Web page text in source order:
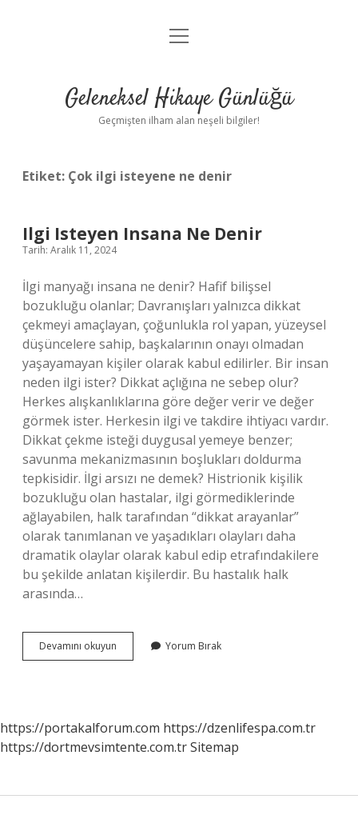
Anasayfa
Yasal Uyarı
menüyü
Geleneksel Hikaye Günlüğü
Geçmişten ilham alan neşeli bilgiler!
Etiket: Çok ilgi isteyene ne denir
Ilgi Isteyen Insana Ne Denir
Tarih: Aralık 11, 2024
İlgi manyağı insana ne denir? Hafif bilişsel
bozukluğu olanlar; Davranışları yalnızca dikkat
çekmeyi amaçlayan, çoğunlukla rol yapan, yüzeysel
düşüncelere sahip, başkalarının onayı olmadan
yaşayamayan kişiler olarak kabul edilirler. Bir insan
neden ilgi ister? Dikkat açlığına ne sebep olur?
Herkes alışkanlıklarına göre değer verir ve değer
görmek ister. Herkesin ilgi ve takdire ihtiyacı vardır.
Dikkat çekme isteği duygusal yemeye benzer;
savunma mekanizmasının boşlukları doldurma
tepkisidir. İlgi arsızı ne demek? Histrionik kişilik
bozukluğu olan hastalar, ilgi görmediklerinde
ağlayabilen, halk tarafından “dikkat arayanlar”
olarak tanımlanan ve yaşadıkları olayları daha
dramatik olaylar olarak kabul edip etrafındakilere
bu şekilde anlatan kişilerdir. Bu hastalık halk
arasında…
Devamını okuyun
Isteyen
Yorum Bırak
https://portakalforum.com https://dzenlifespa.com.tr
https://dortmevsimtente.com.trSitemap